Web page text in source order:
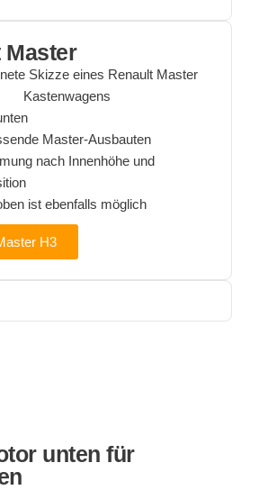
Master
Master-Ausbauten
nach Innenhöhe und
ist ebenfalls möglich
H3
unten für